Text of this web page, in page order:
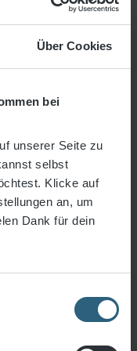
Über Cookies
bei
unserer Seite zu
selbst
Klicke auf
an, um
Dank für dein